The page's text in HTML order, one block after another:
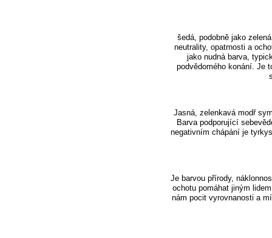
šedá, podobně jako
neutrality, opatrnosti a
jako nudná barva,
podvědomého konání. Je
Jasná, zelenkavá modř
Barva podporující
negativním chápání je
Je barvou přírody,
ochotu pomáhat jiným
nám pocit vyrovnanosti a